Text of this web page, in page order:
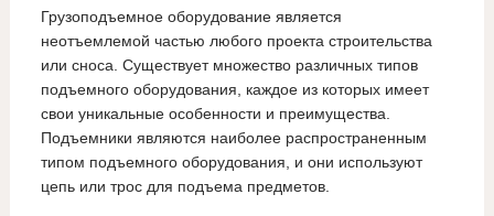
Грузоподъемное оборудование является
неотъемлемой частью любого проекта строительства
или сноса. Существует множество различных типов
подъемного оборудования, каждое из которых имеет
свои уникальные особенности и преимущества.
Подъемники являются наиболее распространенным
типом подъемного оборудования, и они используют
цепь или трос для подъема предметов.